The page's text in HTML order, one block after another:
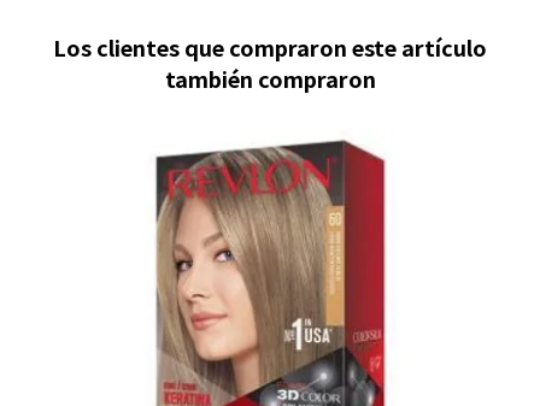
Los clientes que compraron este artículo
también compraron